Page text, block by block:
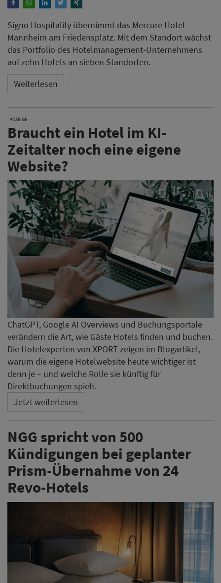
Signo Hospitality übernimmt das Mercure Hotel
Mannheim am Friedensplatz. Mit dem Standort wächst
das Portfolio des Hotelmanagement-Unternehmens
auf zehn Hotels an sieben Standorten.
Weiterlesen
ANZEIGE
Braucht ein Hotel im KI-
Zeitalter noch eine eigene
Website?
ChatGPT, Google AI Overviews und Buchungsportale
verändern die Art, wie Gäste Hotels finden und buchen.
Die Hotelexperten von XPORT zeigen im Blogartikel,
warum die eigene Hotelwebsite heute wichtiger ist
denn je – und welche Rolle sie künftig für
Direktbuchungen spielt.
Jetzt weiterlesen
NGG spricht von 500
Kündigungen bei geplanter
Prism-Übernahme von 24
Revo-Hotels